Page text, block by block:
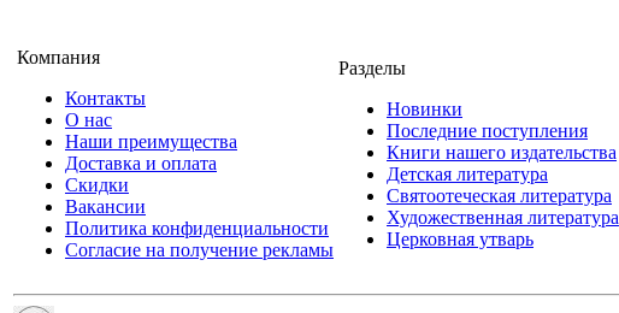
Компания
Контакты
О нас
Наши преимущества
Доставка и оплата
Скидки
Вакансии
Политика конфиденциальности
Согласие на получение рекламы
Разделы
Новинки
Последние поступления
Книги нашего издательства
Детская литература
Святоотеческая литература
Художественная литература
Церковная утварь